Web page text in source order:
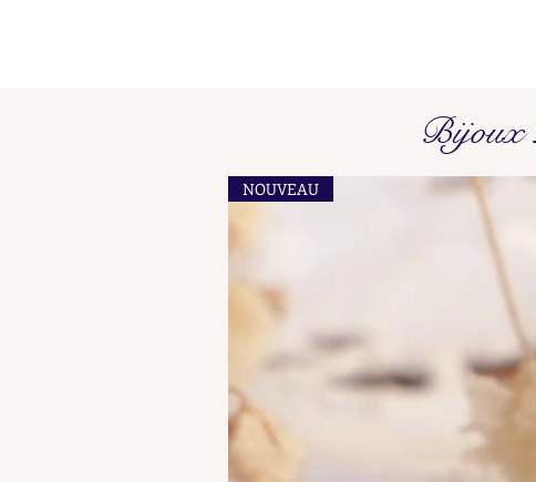
Find here our collated list, from
A A - A B, of French "losange"
shaped maker's marks for objects
Bijoux
NOUVEAU